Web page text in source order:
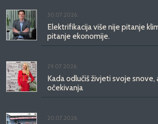
30.07.2026.
Elektrifikacija više nije pitanje
pitanje ekonomije.
29.07.2026.
Kada odlučiš živjeti svoje snove,
očekivanja
20.07.2026.